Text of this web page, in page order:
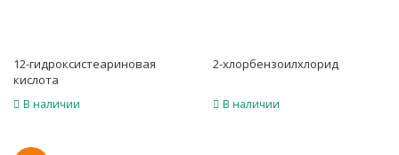
12-гидроксистеариновая
кислота
В наличии
2-хлорбензоилхлорид
В наличии